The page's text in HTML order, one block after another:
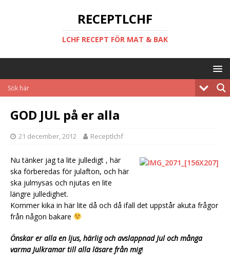
RECEPTLCHF
LCHF RECEPT FÖR MAT & BAK
GOD JUL på er alla
21 december, 2012 Receptlchf
Nu tänker jag ta lite julledigt , här
ska förberedas för julafton, och här
ska julmysas och njutas en lite
längre julledighet.
Kommer kika in här lite då och då ifall det uppstår akuta frågor
från någon bakare
Önskar er alla en ljus, härlig och avslappnad Jul och många
varma Julkramar till alla läsare från mig!